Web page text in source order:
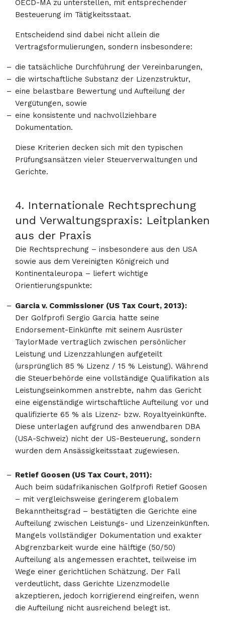
OECD-MA zu unterstellen, mit entsprechender
Besteuerung im Tätigkeitsstaat.
Entscheidend sind dabei nicht allein die
Vertragsformulierungen, sondern insbesondere:
die tatsächliche Durchführung der Vereinbarungen,
die wirtschaftliche Substanz der Lizenzstruktur,
eine belastbare Bewertung und Aufteilung der
Vergütungen, sowie
eine konsistente und nachvollziehbare
Dokumentation.
Diese Kriterien decken sich mit den typischen
Prüfungsansätzen vieler Steuerverwaltungen und
Gerichte.
4. Internationale Rechtsprechung
und Verwaltungspraxis: Leitplanken
aus der Praxis
Die Rechtsprechung – insbesondere aus den USA
sowie aus dem Vereinigten Königreich und
Kontinentaleuropa – liefert wichtige
Orientierungspunkte:
Garcia v. Commissioner (US Tax Court, 2013):
Der Golfprofi Sergio Garcia hatte seine
Endorsement-Einkünfte mit seinem Ausrüster
TaylorMade vertraglich zwischen persönlicher
Leistung und Lizenzzahlungen aufgeteilt
(ursprünglich 85 % Lizenz / 15 % Leistung). Während
die Steuerbehörde eine vollständige Qualifikation als
Leistungseinkommen anstrebte, nahm das Gericht
eine eigenständige wirtschaftliche Aufteilung vor und
qualifizierte 65 % als Lizenz- bzw. Royaltyeinkünfte.
Diese unterlagen aufgrund des anwendbaren DBA
(USA-Schweiz) nicht der US-Besteuerung, sondern
wurden dem Ansässigkeitsstaat zugewiesen.
Retief Goosen (US Tax Court, 2011):
Auch beim südafrikanischen Golfprofi Retief Goosen
– mit vergleichsweise geringerem globalem
Bekanntheitsgrad – bestätigten die Gerichte eine
Aufteilung zwischen Leistungs- und Lizenzeinkünften.
Mangels vollständiger Dokumentation und exakter
Abgrenzbarkeit wurde eine hälftige (50/50)
Aufteilung als angemessen erachtet, teilweise im
Wege einer gerichtlichen Schätzung. Der Fall
verdeutlicht, dass Gerichte Lizenzmodelle
akzeptieren, jedoch korrigierend eingreifen, wenn
die Aufteilung nicht ausreichend belegt ist.